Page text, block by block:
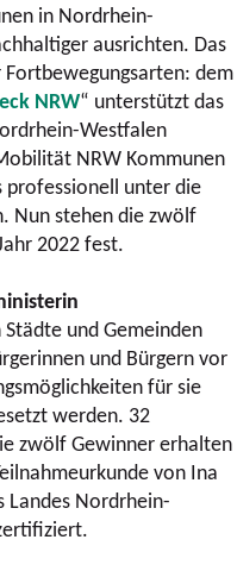
in Nordrhein-
ausrichten. Das
dem
NRW“ unterstützt das
Westfalen
NRW Kommunen
professionell unter die
Nun stehen die zwölf
2022 fest.
und Gemeinden
und Bürgern vor
für sie
werden. 32
zwölf Gewinner erhalten
von Ina
Landes Nordrhein-